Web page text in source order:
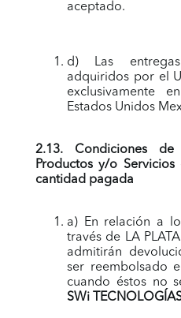
aceptado.
d) Las
adquiridos por el
exclusivamente
Estados Unidos
2.13. Condiciones
Productos y/o
cantidad pagada
a) En relación a
través de LA
admitirán
ser reembolsado
cuando éstos no
SWi